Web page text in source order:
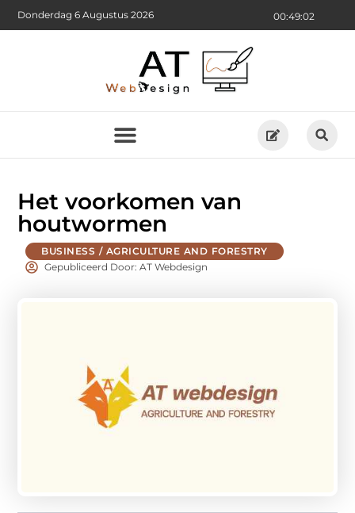
00:49:03
Donderdag 6 Augustus 2026
Het voorkomen van
houtwormen
BUSINESS / AGRICULTURE AND FORESTRY
Gepubliceerd Door: AT Webdesign